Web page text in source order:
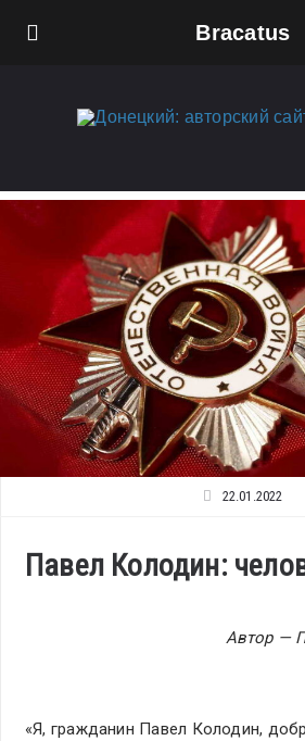
Bracatus
22.01.2022
Павел Колодин:
Автор —
«Я, гражданин Павел Колодин,